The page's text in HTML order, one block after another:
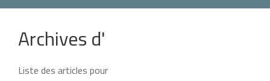
Archives d'
Liste des articles pour